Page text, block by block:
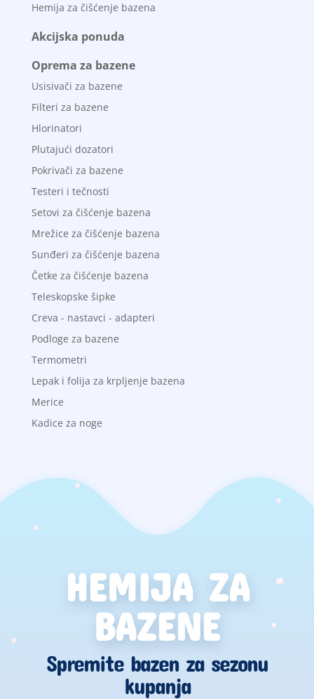
Hemija za čišćenje bazena
Akcijska ponuda
Oprema za bazene
Usisivači za bazene
Filteri za bazene
Hlorinatori
Plutajući dozatori
Pokrivači za bazene
Testeri i tečnosti
Setovi za čišćenje bazena
Mrežice za čišćenje bazena
Sunđeri za čišćenje bazena
Četke za čišćenje bazena
Teleskopske šipke
Creva - nastavci - adapteri
Podloge za bazene
Termometri
Lepak i folija za krpljenje bazena
Merice
Kadice za noge
HEMIJA ZA
BAZENE
Spremite bazen za sezonu
kupanja